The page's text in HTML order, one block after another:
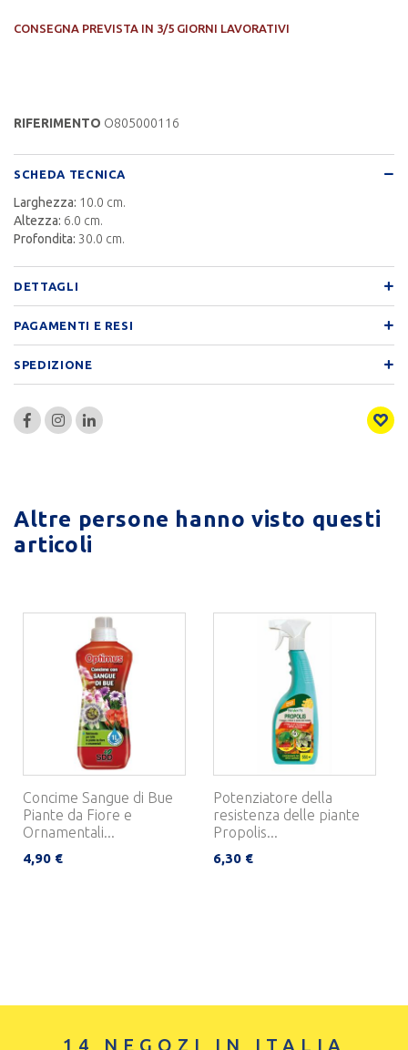
CONSEGNA PREVISTA IN 3/5 GIORNI LAVORATIVI
RIFERIMENTO O805000116
SCHEDA TECNICA
Larghezza: 10.0 cm.
Altezza: 6.0 cm.
Profondita: 30.0 cm.
DETTAGLI
PAGAMENTI E RESI
SPEDIZIONE
Altre persone hanno visto questi
articoli
Concime Sangue di Bue
Piante da Fiore e
Ornamentali...
4,90 €
Potenziatore della
resistenza delle piante
Propolis...
6,30 €
14 NEGOZI IN ITALIA